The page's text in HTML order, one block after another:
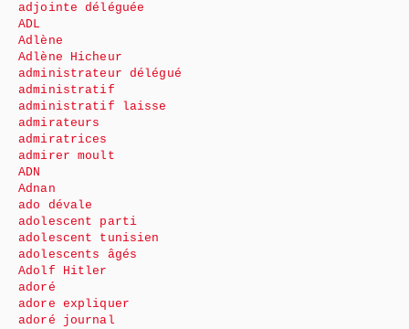
adjointe déléguée
ADL
Adlène
Adlène Hicheur
administrateur délégué
administratif
administratif laisse
admirateurs
admiratrices
admirer moult
ADN
Adnan
ado dévale
adolescent parti
adolescent tunisien
adolescents âgés
Adolf Hitler
adoré
adore expliquer
adoré journal